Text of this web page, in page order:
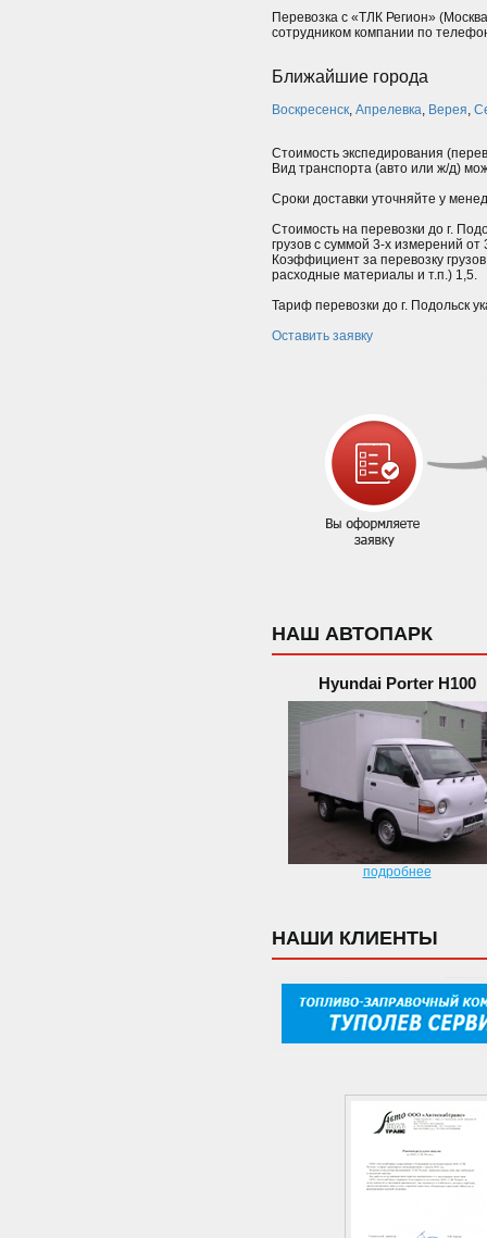
Перевозка с «ТЛК Регион»
сотрудником компании по
Ближайшие города
Воскресенск, Апрелевка, Верея,
Стоимость экспедирования
Вид транспорта (авто или ж/д)
Сроки доставки уточняйте у
Стоимость на перевозки до г.
грузов с суммой 3-х измерений
Коэффициент за перевозку
расходные материалы и т.п.) 1,5.
Тариф перевозки до г. Подольск
Оставить заявку
НАШ АВТОПАРК
Hyundai Porter H100
подробнее
НАШИ КЛИЕНТЫ